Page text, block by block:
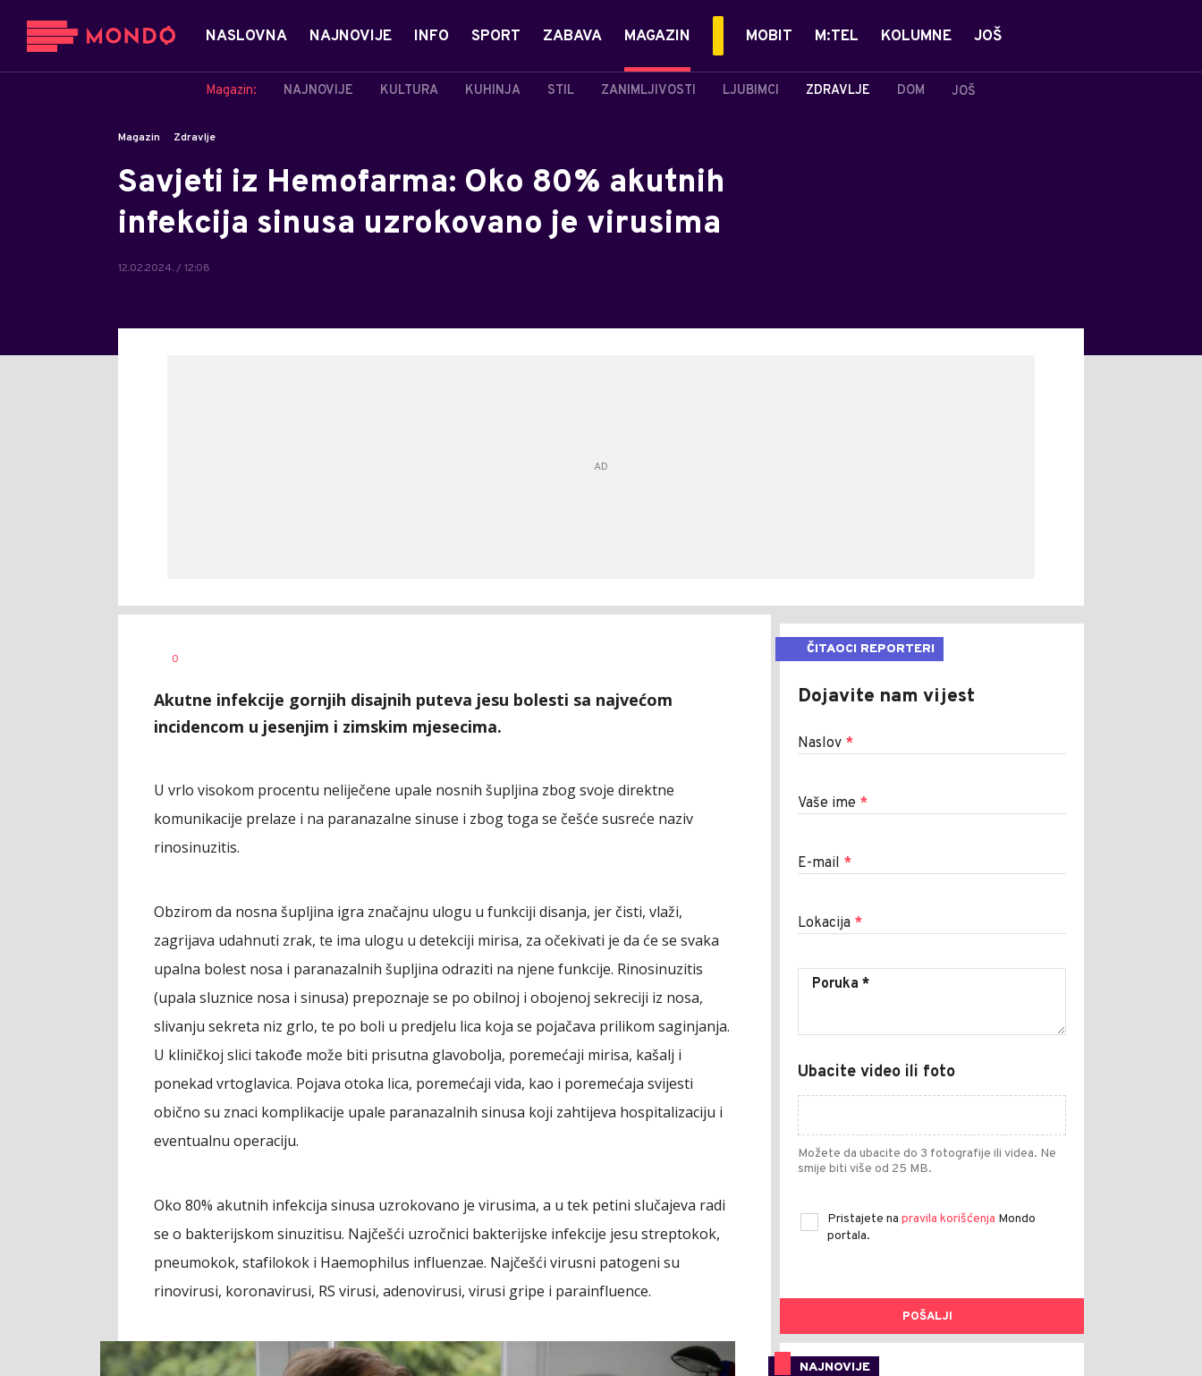
NASLOVNA NAJNOVIJE INFO SPORT ZABAVA MAGAZIN
Magazin: NAJNOVIJE KULTURA KUHINJA STIL ZANIMLJIVOSTI LJUBIMCI ZDRAVLJE DOM JOŠ
MOBIT M:TEL KOLUMNE JOŠ
Magazin Zdravlje
Savjeti iz Hemofarma: Oko 80% akutnih
infekcija sinusa uzrokovano je virusima
12.02.2024. / 12:08
AUTOR
0
Akutne infekcije gornjih disajnih puteva jesu bolesti sa najvećom
incidencom u jesenjim i zimskim mjesecima.
U vrlo visokom procentu neliječene upale nosnih šupljina zbog svoje direktne
komunikacije prelaze i na paranazalne sinuse i zbog toga se češće susreće naziv
rinosinuzitis.
Obzirom da nosna šupljina igra značajnu ulogu u funkciji disanja, jer čisti, vlaži,
zagrijava udahnuti zrak, te ima ulogu u detekciji mirisa, za očekivati je da će se svaka
upalna bolest nosa i paranazalnih šupljina odraziti na njene funkcije. Rinosinuzitis
(upala sluznice nosa i sinusa) prepoznaje se po obilnoj i obojenoj sekreciji iz nosa,
slivanju sekreta niz grlo, te po boli u predjelu lica koja se pojačava prilikom saginjanja.
U kliničkoj slici takođe može biti prisutna glavobolja, poremećaji mirisa, kašalj i
ponekad vrtoglavica. Pojava otoka lica, poremećaji vida, kao i poremećaja svijesti
obično su znaci komplikacije upale paranazalnih sinusa koji zahtijeva hospitalizaciju i
eventualnu operaciju.
Oko 80% akutnih infekcija sinusa uzrokovano je virusima, a u tek petini slučajeva radi
se o bakterijskom sinuzitisu. Najčešći uzročnici bakterijske infekcije jesu streptokok,
pneumokok, stafilokok i Haemophilus influenzae. Najčešći virusni patogeni su
rinovirusi, koronavirusi, RS virusi, adenovirusi, virusi gripe i parainfluence.
ČITAOCI REPORTERI
Dojavite nam vijest
Naslov *
Vaše ime *
E-mail *
Lokacija *
Ubacite video ili foto
Možete da ubacite do 3 fotografije ili videa. Ne
smije biti više od 25 MB.
Pristajete na pravila korišćenja Mondo
portala.
POŠALJI
NAJNOVIJE